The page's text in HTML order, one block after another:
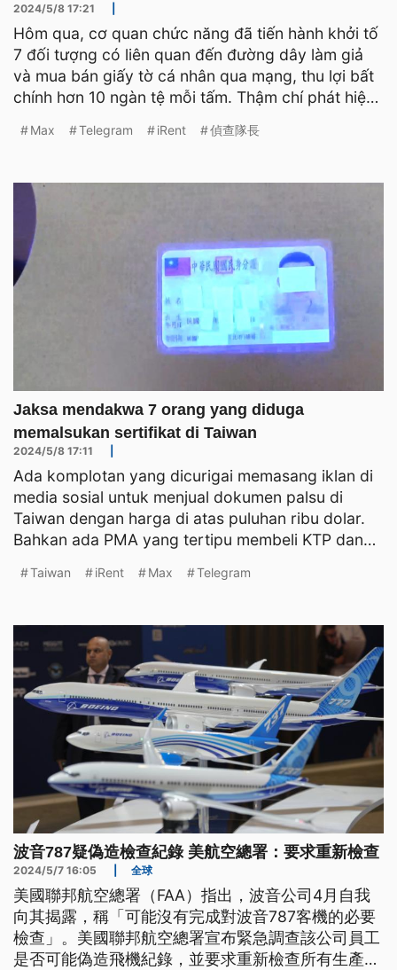
2024/5/8 17:21
Hôm qua, cơ quan chức năng đã tiến hành khởi tố
7 đối tượng có liên quan đến đường dây làm giả
và mua bán giấy tờ cá nhân qua mạng, thu lợi bất
chính hơn 10 ngàn tệ mỗi tấm. Thậm chí phát hiện
Max Telegram iRent 偵查隊長
Jaksa mendakwa 7 orang yang diduga
memalsukan sertifikat di Taiwan
2024/5/8 17:11
Ada komplotan yang dicurigai memasang iklan di
media sosial untuk menjual dokumen palsu di
Taiwan dengan harga di atas puluhan ribu dolar.
Bahkan ada PMA yang tertipu membeli KTP dan
Taiwan iRent Max Telegram
波音787疑偽造檢查紀錄 美航空總署：要求重新檢查
2024/5/7 16:05 全球
美國聯邦航空總署（FAA）指出，波音公司4月自我
向其揭露，稱「可能沒有完成對波音787客機的必要
檢查」。美國聯邦航空總署宣布緊急調查該公司員工
是否可能偽造飛機紀錄，並要求重新檢查所有生產線